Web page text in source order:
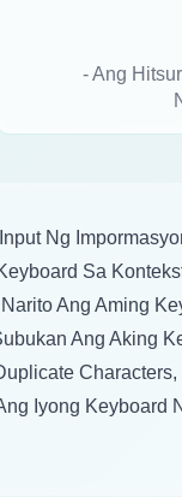
- Ang
Ng
Sa
Ang Aming
Ang Aking
Iyong